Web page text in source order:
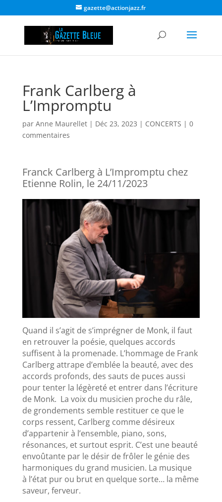
gazette@actionjazz.fr
Frank Carlberg à
L’Impromptu
par Anne Maurellet| Déc 23, 2023 | CONCERTS | 0
commentaires
Franck Carlberg à L’Impromptu chez
Etienne Rolin, le 24/11/2023
Quand il s’agit de s’imprégner de Monk, il faut
en retrouver la poésie, quelques accords
suffisent à la promenade. L’hommage de Frank
Carlberg attrape d’emblée la beauté, avec des
accords profonds, des sauts de puces aussi
pour tenter la légèreté et entrer dans l’écriture
de Monk. La voix du musicien proche du râle,
de grondements semble restituer ce que le
corps ressent, Carlberg comme désireux
d’appartenir à l’ensemble, piano, sons,
résonances, et surtout esprit. C’est une beauté
envoûtante par le désir de frôler le génie des
harmoniques du grand musicien. La musique
à l’état pur ou brut en quelque sorte… la même
saveur, ferveur.